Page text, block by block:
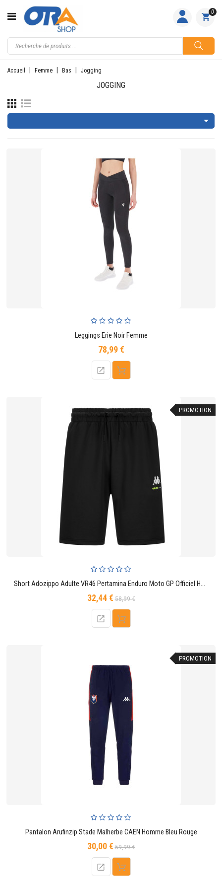
CATÉGORIE
ACCUEIL
ACTIVITÉS
HOMME
0
Accueil Femme Bas Jogging
JOGGING

Leggings Erie Noir Femme
78,99 €Prix
PROMOTION
Short Adozippo Adulte VR46 Pertamina Enduro Moto GP Officiel Homme Noir
32,44 €Prix
de
base
58,99 €Prix
PROMOTION
Pantalon Arufinzip Stade Malherbe CAEN Homme Bleu Rouge
30,00 €Prix
de
base
59,99 €Prix